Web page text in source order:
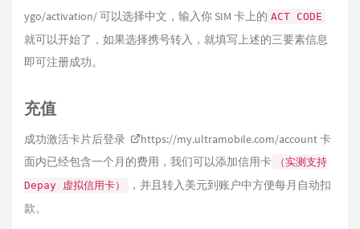
ygo/activation/可以选择中文，输入你 SIM 卡上的 ACT CODE
就可以开始了，如果选择携号转入，就填写上述的三要素信息
即可注册成功。
充值
成功激活卡片后登录 https://my.ultramobile.com/account卡
面内已经包含一个月的费用，我们可以添加信用卡
（实测支持
Depay 虚拟信用卡）
，并且转入美元到账户中方便每月自动扣
款。